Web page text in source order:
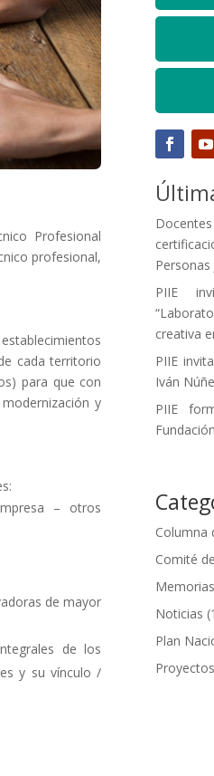
Profesional
profesional,
cada territorio
para que con
y
– otros
de mayor
de los
y su vínculo /
Personas
PIIE
creativa
PIIE
Iván
PIIE
Columna
Comité
Memorias
Noticias
Plan
Proyectos